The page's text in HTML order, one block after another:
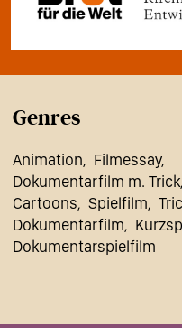
Genres
Animation
Filmessay
Dokumentarfilm m. Trick
Cartoons
Spielfilm
Dokumentarfilm
Dokumentarspielfilm